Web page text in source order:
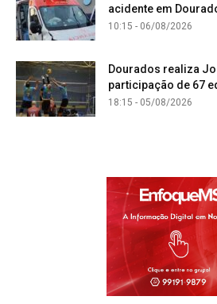
acidente em
10:15 - 06/08/2026
Dourados realiza
participação de 67
18:15 - 05/08/2026